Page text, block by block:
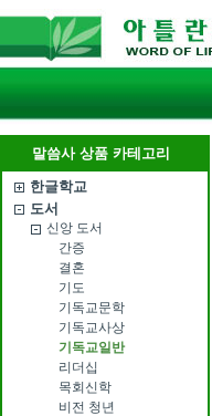
말씀사 상품 카테고리
한글학교
도서
신앙 도서
간증
결혼
기도
기독교문학
기독교사상
기독교일반
리더십
목회신학
비전 청년